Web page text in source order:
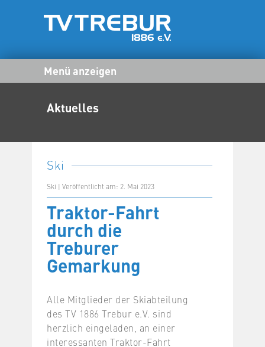
Menü anzeigen
Aktuelles
Ski
Ski | Veröffentlicht am: 2. Mai 2023
Traktor-Fahrt
durch die
Treburer
Gemarkung
Alle Mitglieder der Skiabteilung
des TV 1886 Trebur e.V. sind
herzlich eingeladen, an einer
interessanten Traktor-Fahrt